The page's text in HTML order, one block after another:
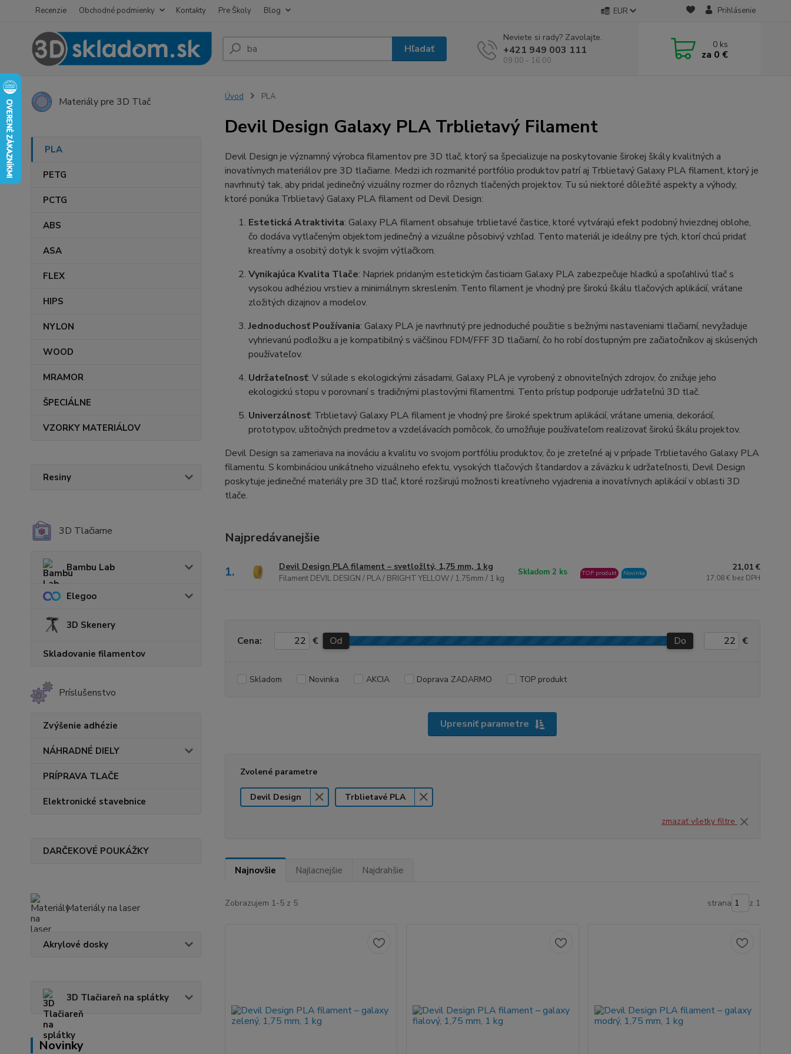
Recenzie Obchodné podmienky Kontakty Pre Školy Blog EUR Prihlásenie
Hľadať
Neviete si rady? Zavolajte.
+421 949 003 111
09:00 - 16:00
0 ks
za 0 €
Materiály pre 3D Tlač
PLA
PETG
PCTG
ABS
ASA
FLEX
HIPS
NYLON
WOOD
MRAMOR
ŠPECIÁLNE
VZORKY MATERIÁLOV
Resiny
3D Tlačiarne
Bambu Lab
Elegoo
3D Skenery
Skladovanie filamentov
Príslušenstvo
Zvýšenie adhézie
NÁHRADNÉ DIELY
PRÍPRAVA TLAČE
Elektronické stavebnice
DARČEKOVÉ POUKÁŽKY
Materiály na laser
Akrylové dosky
3D Tlačiareň na splátky
Novinky
Úvod PLA
Devil Design Galaxy PLA Trblietavý Filament
Devil Design je významný výrobca filamentov pre 3D tlač, ktorý sa špecializuje na poskytovanie širokej škály kvalitných a
inovatívnych materiálov pre 3D tlačiarne. Medzi ich rozmanité portfólio produktov patrí aj Trblietavý Galaxy PLA filament, ktorý je
navrhnutý tak, aby pridal jedinečný vizuálny rozmer do rôznych tlačených projektov. Tu sú niektoré dôležité aspekty a výhody,
ktoré ponúka Trblietavý Galaxy PLA filament od Devil Design:
Estetická Atraktivita: Galaxy PLA filament obsahuje trblietavé častice, ktoré vytvárajú efekt podobný hviezdnej oblohe,
čo dodáva vytlačeným objektom jedinečný a vizuálne pôsobivý vzhľad. Tento materiál je ideálny pre tých, ktorí chcú pridať
kreatívny a osobitý dotyk k svojim výtlačkom.
Vynikajúca Kvalita Tlače: Napriek pridaným estetickým časticiam Galaxy PLA zabezpečuje hladkú a spoľahlivú tlač s
vysokou adhéziou vrstiev a minimálnym skreslením. Tento filament je vhodný pre širokú škálu tlačových aplikácií, vrátane
zložitých dizajnov a modelov.
Jednoduchosť Používania: Galaxy PLA je navrhnutý pre jednoduché použitie s bežnými nastaveniami tlačiarní, nevyžaduje
vyhrievanú podložku a je kompatibilný s väčšinou FDM/FFF 3D tlačiarní, čo ho robí dostupným pre začiatočníkov aj skúsených
používateľov.
Udržateľnosť: V súlade s ekologickými zásadami, Galaxy PLA je vyrobený z obnoviteľných zdrojov, čo znižuje jeho
ekologickú stopu v porovnaní s tradičnými plastovými filamentmi. Tento prístup podporuje udržateľnú 3D tlač.
Univerzálnosť: Trblietavý Galaxy PLA filament je vhodný pre široké spektrum aplikácií, vrátane umenia, dekorácií,
prototypov, užitočných predmetov a vzdelávacích pomôcok, čo umožňuje používateľom realizovať širokú škálu projektov.
Devil Design sa zameriava na inováciu a kvalitu vo svojom portfóliu produktov, čo je zreteľné aj v prípade Trblietavého Galaxy PLA
filamentu. S kombináciou unikátneho vizuálneho efektu, vysokých tlačových štandardov a záväzku k udržateľnosti, Devil Design
poskytuje jedinečné materiály pre 3D tlač, ktoré rozširujú možnosti kreatívneho vyjadrenia a inovatívnych aplikácií v oblasti 3D
tlače.
Najpredávanejšie
1. Devil Design PLA filament – svetložltý, 1,75 mm, 1 kg
Filament DEVIL DESIGN / PLA / BRIGHT YELLOW / 1,75mm / 1 kg
Skladom 2 ks TOP produkt Novinka
21,01 €
17,08 € bez DPH
Upresniť parametre
Cena: € Od Do €
Skladom Novinka AKCIA Doprava ZADARMO TOP produkt
Zvolené parametre
Devil Design Trblietavé PLA
zmazať všetky filtre
Najnovšie Najlacnejšie Najdrahšie
Zobrazujem 1-5 z 5 strana z 1